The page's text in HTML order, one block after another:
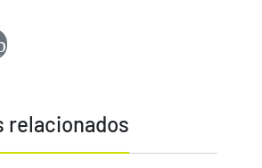
sólida y estable para preparar
mantener organizados papeles,
para mayor control del
relacionados